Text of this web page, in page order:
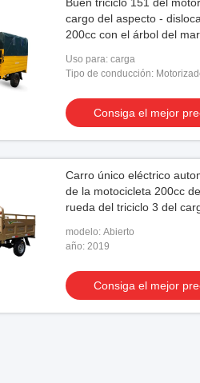
cargo del aspecto -
200cc con el árbol del
Uso para: carga
Tipo de conducción:
Consiga el mejor
Carro único eléctrico
de la motocicleta 200cc
rueda del triciclo 3 del
modelo: Abierto
año: 2019
Consiga el mejor